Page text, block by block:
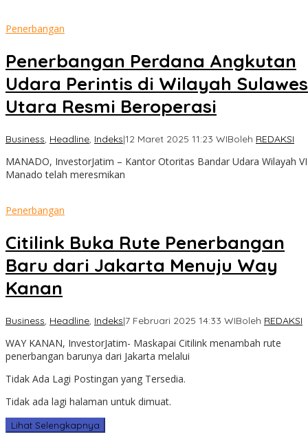
Penerbangan
Penerbangan Perdana Angkutan
Udara Perintis di Wilayah
Utara Resmi Beroperasi
Business, Headline, Indeks|12 Maret 2025 11:23 WIBoleh REDAKSI
MANADO, InvestorJatim – Kantor Otoritas Bandar Udara Wilayah
Manado telah meresmikan
Penerbangan
Citilink Buka Rute Penerbangan
Baru dari Jakarta Menuju Way
Kanan
Business, Headline, Indeks|7 Februari 2025 14:33 WIBoleh REDAKSI
WAY KANAN, InvestorJatim- Maskapai Citilink menambah rute
penerbangan barunya dari Jakarta melalui
Tidak Ada Lagi Postingan yang Tersedia.
Tidak ada lagi halaman untuk dimuat.
Lihat Selengkapnya